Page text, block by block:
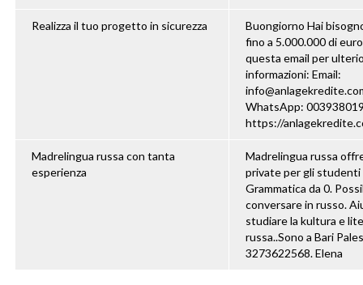
Realizza il tuo progetto in sicurezza
Buongiorno Hai
fino a 5.000.000 di
questa email per
informazioni: Email:
WhatsApp:
https://
Madrelingua russa con tanta
esperienza
Madrelingua russa
private per gli studenti
Grammatica da 0.
conversare in russo.
studiare la kultura e
russa..Sono a Bari
3273622568. Elena